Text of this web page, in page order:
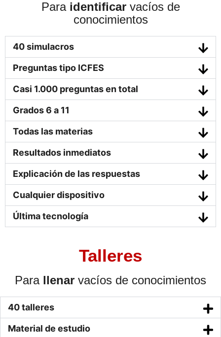
Para identificar vacíos de
conocimientos
40 simulacros
Preguntas tipo ICFES
Casi 1.000 preguntas en total
Grados 6 a 11
Todas las materias
Resultados inmediatos
Explicación de las respuestas
Cualquier dispositivo
Última tecnología
Talleres
Para llenar vacíos de conocimientos
40 talleres
Material de estudio